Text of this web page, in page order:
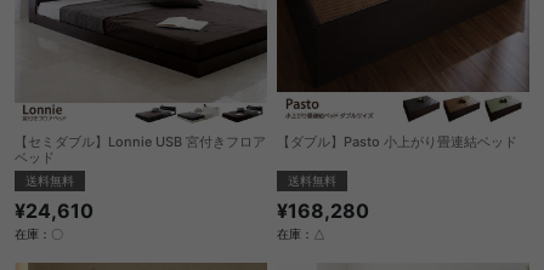
【セミダブル】Lonnie USB 宮付きフロア
ベッド
送料無料
¥24,610
在庫：〇
【ダブル】Pasto 小上がり畳連結ベッド
送料無料
¥168,280
在庫：△